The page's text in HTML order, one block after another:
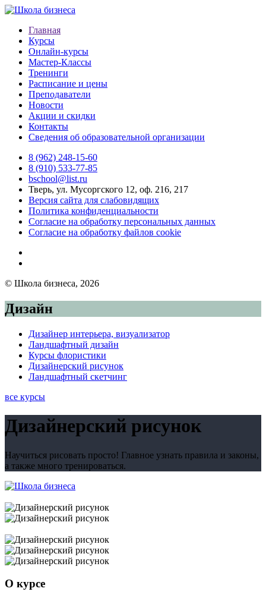
Главная
Курсы
Онлайн-курсы
Мастер-Классы
Тренинги
Расписание и цены
Преподаватели
Новости
Акции и скидки
Контакты
Сведения об образовательной организации
8 (962) 248-15-60
8 (910) 533-77-85
bschool@list.ru
Тверь, ул. Мусоргского 12, оф. 216, 217
Версия сайта для слабовидящих
Политика конфиденциальности
Согласие на обработку персональных данных
Согласие на обработку файлов cookie
© Школа бизнеса, 2026
Дизайн
Дизайнер интерьера, визуализатор
Ландшафтный дизайн
Курсы флористики
Дизайнерский рисунок
Ландшафтный скетчинг
все курсы
Дизайнерский рисунок
Научиться рисовать просто! Главное узнать правила и законы,
а также много тренироваться.
О курсе